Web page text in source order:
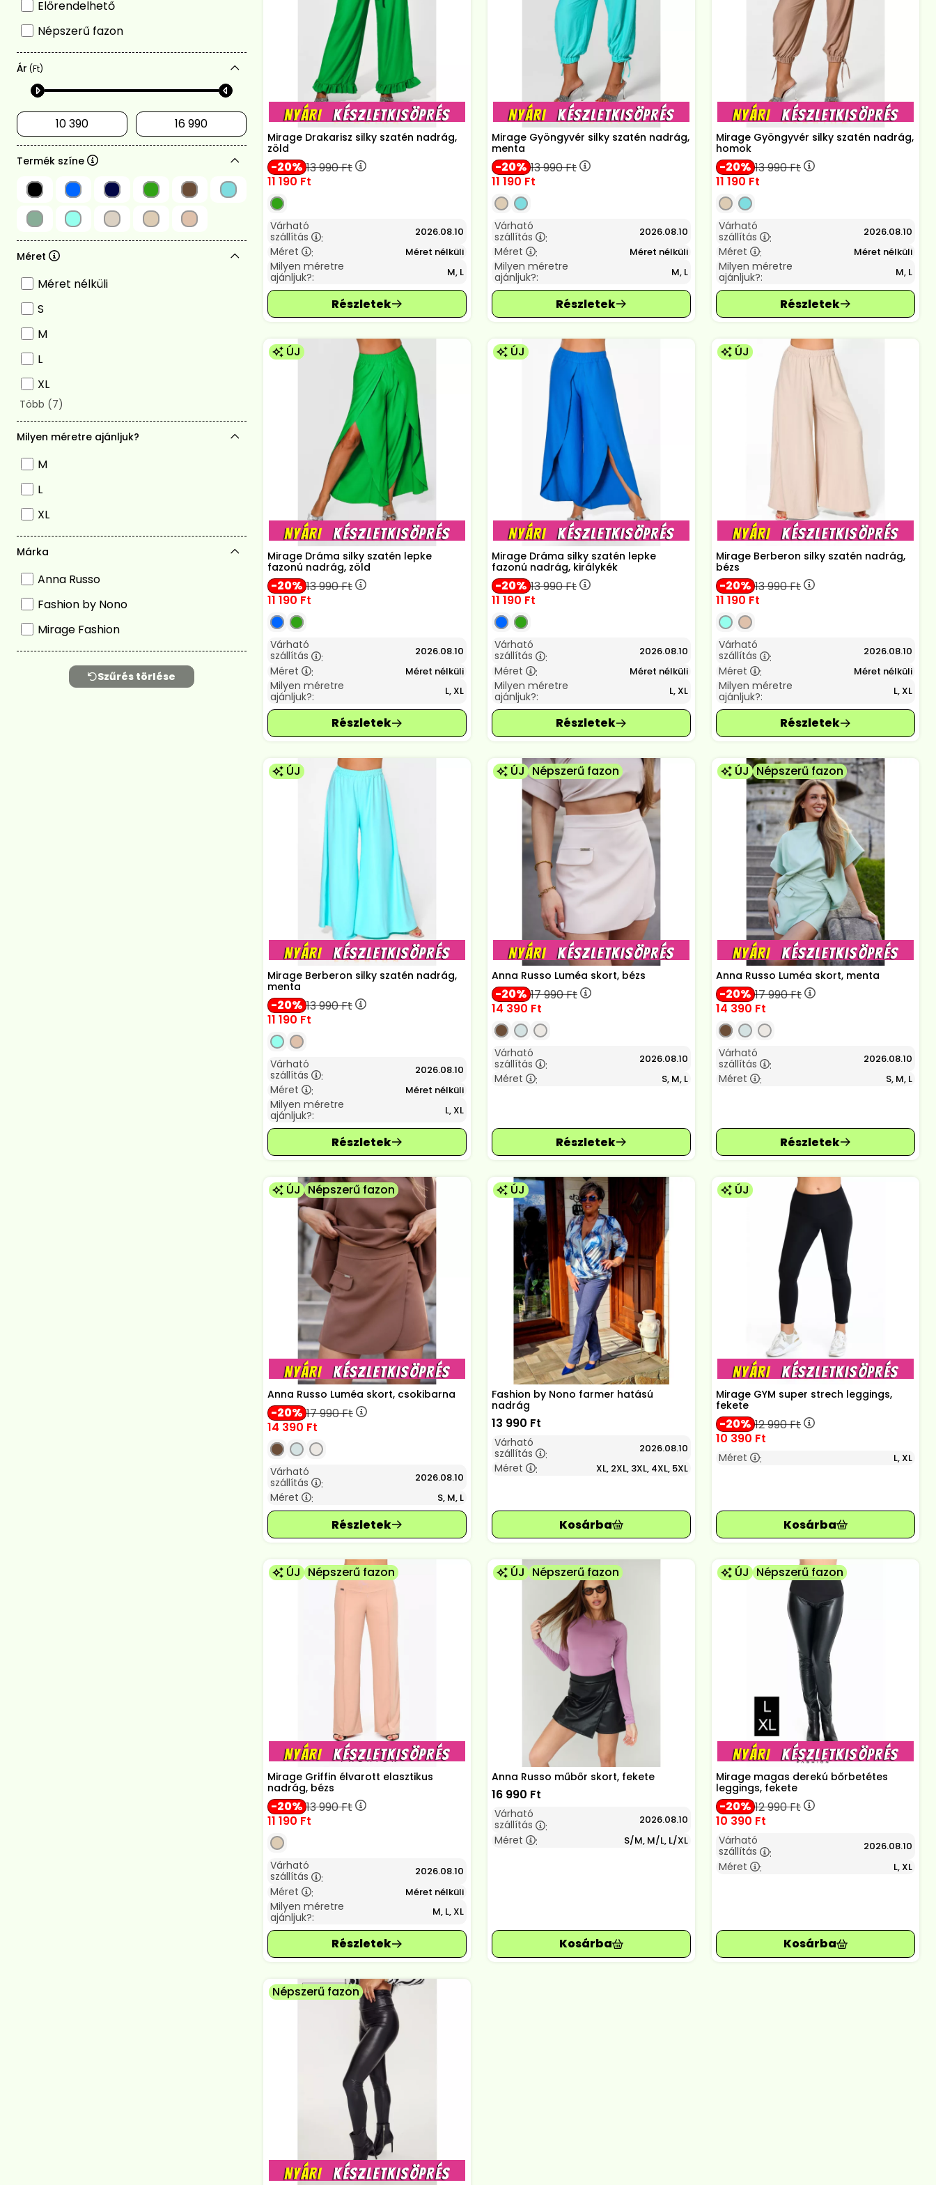
Előrendelhető
Népszerű fazon
Ár (Ft)
Termék színe
Méret
Méret nélküli
S
M
L
XL
Milyen méretre ajánljuk?
M
L
XL
Márka
Anna Russo
Fashion by Nono
Mirage Fashion
Szűrés törlése
Mirage Drakarisz silky szatén nadrág,
zöld
20 13 990Ft
11 190 Ft
Várható
szállítás
: 2026.08.10
Méret : Méret nélküli
Milyen méretre
ajánljuk?:
M, L
Mirage Gyöngyvér silky szatén nadrág,
menta
20 13 990Ft
11 190 Ft
Várható
szállítás
: 2026.08.10
Méret : Méret nélküli
Milyen méretre
ajánljuk?:
M, L
Mirage Gyöngyvér silky szatén nadrág,
homok
20 13 990Ft
11 190 Ft
Várható
szállítás
: 2026.08.10
Méret : Méret nélküli
Milyen méretre
ajánljuk?:
M, L
ÚJ
Mirage Dráma silky szatén lepke
fazonú nadrág, zöld
20 13 990Ft
11 190 Ft
Várható
szállítás
: 2026.08.10
Méret : Méret nélküli
Milyen méretre
ajánljuk?:
L, XL
ÚJ
Mirage Dráma silky szatén lepke
fazonú nadrág, királykék
20 13 990Ft
11 190 Ft
Várható
szállítás
: 2026.08.10
Méret : Méret nélküli
Milyen méretre
ajánljuk?:
L, XL
ÚJ
Mirage Berberon silky szatén nadrág,
bézs
20 13 990Ft
11 190 Ft
Várható
szállítás
: 2026.08.10
Méret : Méret nélküli
Milyen méretre
ajánljuk?:
L, XL
ÚJ
Mirage Berberon silky szatén nadrág,
menta
20 13 990Ft
11 190 Ft
Várható
szállítás
: 2026.08.10
Méret : Méret nélküli
Milyen méretre
ajánljuk?:
L, XL
ÚJ Népszerű fazon
Anna Russo Luméa skort, bézs
20 17 990Ft
14 390 Ft
Várható
szállítás
: 2026.08.10
Méret : S, M, L
ÚJ Népszerű fazon
Anna Russo Luméa skort, menta
20 17 990Ft
14 390 Ft
Várható
szállítás
: 2026.08.10
Méret : S, M, L
ÚJ Népszerű fazon
Anna Russo Luméa skort, csokibarna
20 17 990Ft
14 390 Ft
Várható
szállítás
: 2026.08.10
Méret : S, M, L
ÚJ
Fashion by Nono farmer hatású
nadrág
13 990 Ft
Várható
szállítás
: 2026.08.10
Méret : XL, 2XL, 3XL, 4XL, 5XL
ÚJ
Mirage GYM super strech leggings,
fekete
20 12 990Ft
10 390 Ft
Méret : L, XL
ÚJ Népszerű fazon
Mirage Griffin élvarott elasztikus
nadrág, bézs
20 13 990Ft
11 190 Ft
Várható
szállítás
: 2026.08.10
Méret : Méret nélküli
Milyen méretre
ajánljuk?:
M, L, XL
ÚJ Népszerű fazon
Anna Russo műbőr skort, fekete
16 990 Ft
Várható
szállítás
: 2026.08.10
Méret : S/M, M/L, L/XL
ÚJ Népszerű fazon
Mirage magas derekú bőrbetétes
leggings, fekete
20 12 990Ft
10 390 Ft
Várható
szállítás
: 2026.08.10
Méret : L, XL
Népszerű fazon